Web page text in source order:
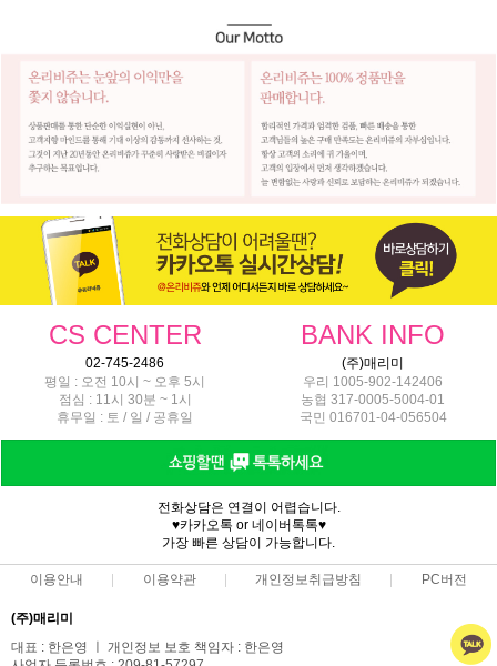
CS CENTER BANK INFO
02-745-2486
(주)매리미
평일 : 오전 10시 ~ 오후 5시
점심 : 11시 30분 ~ 1시
휴무일 : 토 / 일 / 공휴일
우리 1005-902-142406
농협 317-0005-5004-01
국민 016701-04-056504
전화상담은 연결이 어렵습니다.
♥카카오톡 or 네이버톡톡♥
가장 빠른 상담이 가능합니다.
이용안내 이용약관 개인정보취급방침 PC버전
(주)매리미
대표 : 한은영 ㅣ 개인정보 보호 책임자 : 한은영